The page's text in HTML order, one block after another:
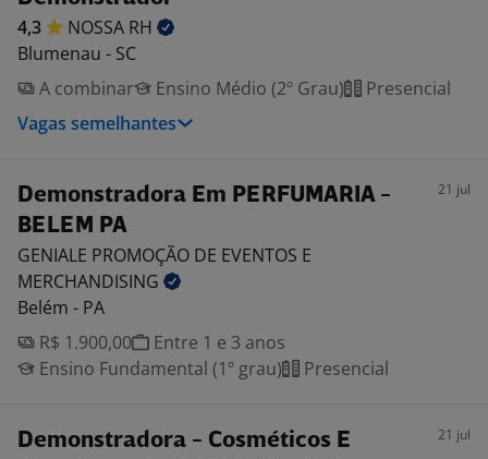
4,3 NOSSA RH
Blumenau - SC
A combinar
Ensino Médio (2º Grau)
Presencial
Vagas semelhantes
Demonstradora Em PERFUMARIA -
BELEM PA
21 jul
GENIALE PROMOÇÃO DE EVENTOS E
MERCHANDISING
Belém - PA
R$ 1.900,00
Entre 1 e 3 anos
Ensino Fundamental (1º grau)
Presencial
Demonstradora - Cosméticos E
21 jul